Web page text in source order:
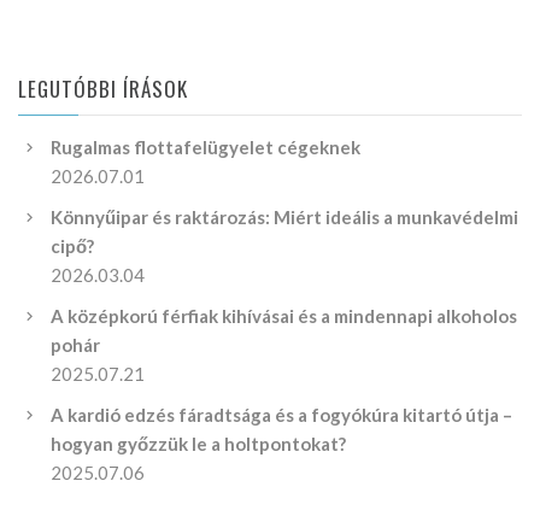
LEGUTÓBBI ÍRÁSOK
Rugalmas flottafelügyelet cégeknek
2026.07.01
Könnyűipar és raktározás: Miért ideális a munkavédelmi
cipő?
2026.03.04
A középkorú férfiak kihívásai és a mindennapi alkoholos
pohár
2025.07.21
A kardió edzés fáradtsága és a fogyókúra kitartó útja –
hogyan győzzük le a holtpontokat?
2025.07.06